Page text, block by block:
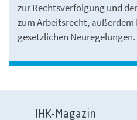
zur Rechtsverfolgung und
zum Arbeitsrecht, außerdem
gesetzlichen Neuregelungen.
IHK-Magazin